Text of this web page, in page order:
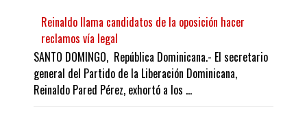
Reinaldo llama candidatos de la oposición hacer
reclamos vía legal
SANTO DOMINGO, República Dominicana.- El secretario
general del Partido de la Liberación Dominicana,
Reinaldo Pared Pérez, exhortó a los ...